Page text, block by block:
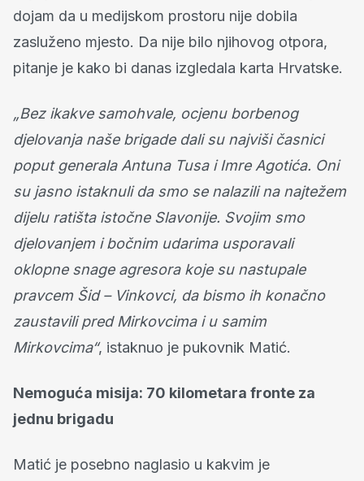
dojam da u medijskom prostoru nije dobila
zasluženo mjesto. Da nije bilo njihovog otpora,
pitanje je kako bi danas izgledala karta Hrvatske.
„Bez ikakve samohvale, ocjenu borbenog
djelovanja naše brigade dali su najviši časnici
poput generala Antuna Tusa i Imre Agotića. Oni
su jasno istaknuli da smo se nalazili na najtežem
dijelu ratišta istočne Slavonije. Svojim smo
djelovanjem i bočnim udarima usporavali
oklopne snage agresora koje su nastupale
pravcem Šid – Vinkovci, da bismo ih konačno
zaustavili pred Mirkovcima i u samim
Mirkovcima“, istaknuo je pukovnik Matić.
Nemoguća misija: 70 kilometara fronte za
jednu brigadu
Matić je posebno naglasio u kakvim je